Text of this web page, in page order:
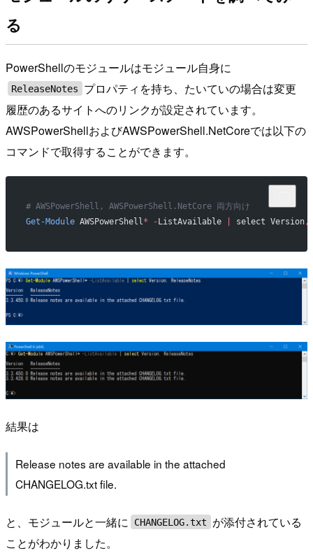
る
PowerShellのモジュールはモジュール自身に
ReleaseNotes
プロパティを持ち、たいていの場合は変更
履歴のあるサイトへのリンクが設定されています。
AWSPowerShellおよびAWSPowerShell.NetCoreでは以下の
コマンドで取得することができます。
# AWSPowerShell, AWSPowerShell.NetCore 両方向け
Get-Module AWSPowerShell* - ListAvailable select Version,
結果は
Release notes are available in the attached
CHANGELOG.txt file.
と、モジュールと一緒に CHANGELOG.txt
が添付されている
ことがわかりました。